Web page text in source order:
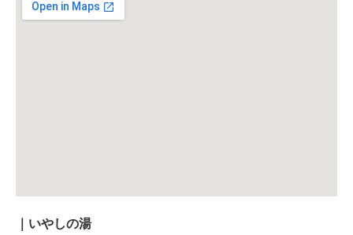
｜いやしの湯